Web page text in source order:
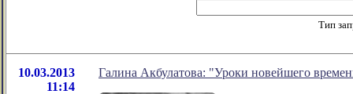
Тип
10.03.2013
11:14
Галина Акбулатова: "Уроки новейшего